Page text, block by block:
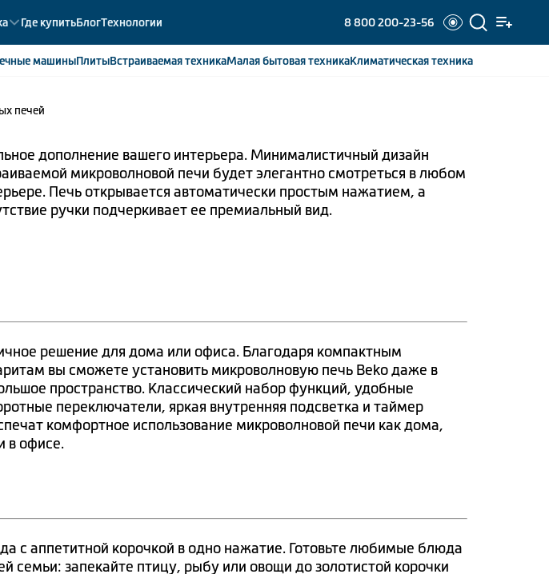
Где купитьБлогТехнологии 8 800 200-23-56
машиныПлитыВстраиваемаятехникаМалая бытоваятехникаКлиматическаятехника
печей
дополнение вашего интерьера. Минималистичный дизайн
микроволновой печи будет элегантно смотреться в любом
Печь открывается автоматически простым нажатием, а
ручки подчеркивает ее премиальный вид.
решение для дома или офиса. Благодаря компактным
вы сможете установить микроволновую печь Beko даже в
пространство. Классический набор функций, удобные
переключатели, яркая внутренняя подсветка и таймер
комфортное использование микроволновой печи как дома,
в офисе.
с аппетитной корочкой в одно нажатие. Готовьте любимые блюда
семьи: запекайте птицу, рыбу или овощи до золотистой корочки